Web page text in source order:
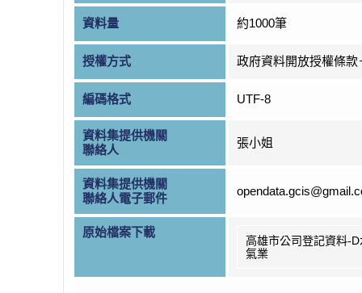
資料量 約1000筆
授權方式 政府資料開放授權條款
編碼格式 UTF-8
資料集提供機關
聯絡人
張小姐
資料集提供機關
聯絡人電子郵件
原始檔案下載
高雄市公司登記資料-
氣業